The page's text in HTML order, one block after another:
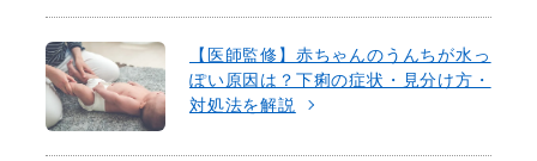
【医師監修】赤ちゃんのうんちが水っ
ぽい原因は？下痢の症状・見分け方・
対処法を解説